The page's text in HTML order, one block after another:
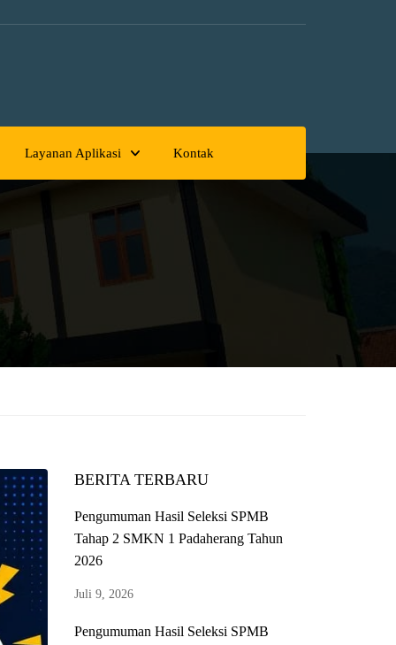
Layanan Aplikasi Kontak
BERITA TERBARU
Pengumuman Hasil Seleksi SPMB
Tahap 2 SMKN 1 Padaherang Tahun
2026
Juli 9, 2026
Pengumuman Hasil Seleksi SPMB